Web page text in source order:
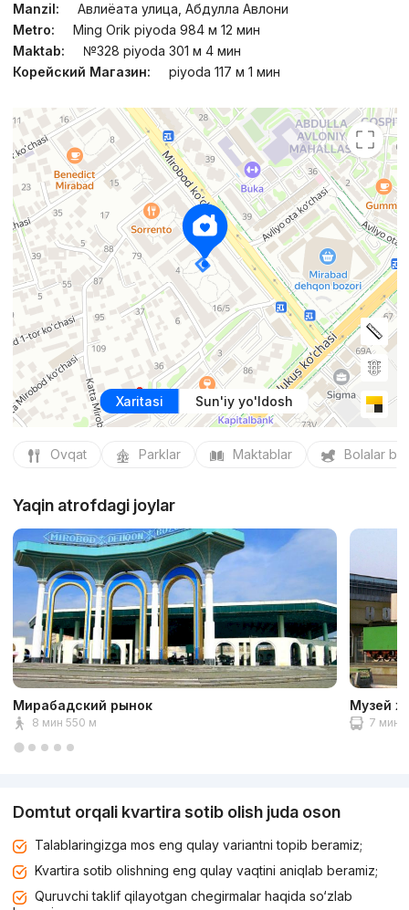
Manzil:
Авлиёата улица, Абдулла Авлони
Metro:
Ming Orik piyoda 984 м 12 мин
Maktab:
№328 piyoda 301 м 4 мин
Корейский Магазин:
piyoda 117 м 1 мин
Xaritasi Sun'iy yo'ldosh
Ovqat Parklar Maktablar Bolalar
Yaqin atrofdagi joylar
Мирабадский рынок
8 мин 550 м
Музей
7 мин
Domtut orqali kvartira sotib olish juda oson
Talablaringizga mos eng qulay variantni topib beramiz;
Kvartira sotib olishning eng qulay vaqtini aniqlab beramiz;
Quruvchi taklif qilayotgan chegirmalar haqida so‘zlab